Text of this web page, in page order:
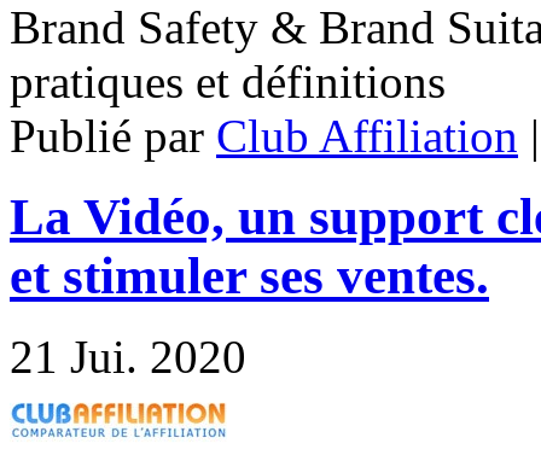
Brand Safety & Brand
pratiques et définitions
Publié par Club Affiliation
La Vidéo, un support
et stimuler ses ventes.
21 Jui. 2020